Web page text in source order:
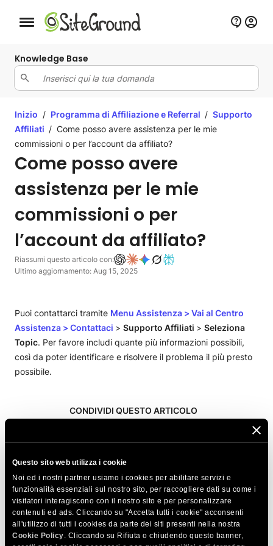
Questo sito web utilizza i cookie
Noi ed i nostri partner usiamo i cookies per abilitare servizi e
funzionalità essenziali sul nostro sito, per raccogliere dati su come i
visitatori interagiscono con il nostro sito e per personalizzare
contenuti ed ads. Cliccando su "Accetta tutti i cookie" acconsenti
all'utilizzo di tutti i cookies da parte dei siti presenti nella nostra
Cookie Policy. Cliccando su Rifiuta o chiudendo questo banner,
Bottone navigazione da mobile
Knowledge Base
Inizio / Programma di Affiliazione e Referral / Supporto
Affiliati / Come posso avere assistenza per le mie
commissioni o per l’account da affiliato?
Come posso avere
assistenza per le mie
commissioni o per
l’account da affiliato?
Riassumi questo articolo con:
Ultimo aggiornamento: Aug 15, 2025
Puoi contattarci tramite Menu Assistenza > Vai al Centro
Assistenza > Contattaci > Supporto Affiliati > Seleziona
Topic. Per favore includi quante più informazioni possibili,
così da poter identificare e risolvere il problema il più presto
possibile.
CONDIVIDI QUESTO ARTICOLO
Articoli correlati
Quando saranno pagate le mie commissioni in
attesa?